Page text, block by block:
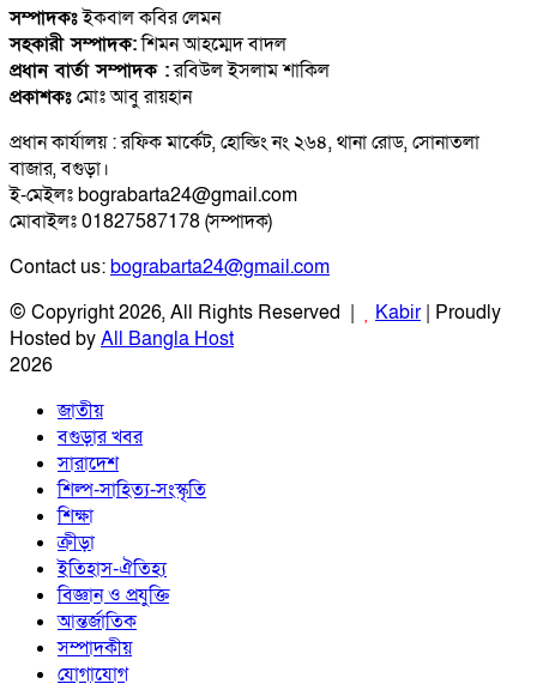
সম্পাদকঃইকবাল কবির লেমন
সহকারী সম্পাদক:শিমন আহম্মেদ বাদল
প্রধান বার্তা সম্পাদক :রবিউল ইসলাম শাকিল
প্রকাশকঃমোঃ আবু রায়হান
প্রধান কার্যালয় : রফিক মার্কেট, হোল্ডিং নং ২৬৪, থানা রোড, সোনাতলা
বাজার, বগুড়া।
ই-মেইলঃ bograbarta24@gmail.com
মোবাইলঃ 01827587178 (সম্পাদক)
Contact us:bograbarta24@gmail.com
© Copyright 2026, All Rights Reserved |
Kabir| Proudly
Hosted byAll Bangla Host
2026
জাতীয়
বগুড়ার খবর
সারাদেশ
শিল্প-সাহিত্য-সংস্কৃতি
শিক্ষা
ক্রীড়া
ইতিহাস-ঐতিহ্য
বিজ্ঞান ও প্রযুক্তি
আন্তর্জাতিক
সম্পাদকীয়
যোগাযোগ